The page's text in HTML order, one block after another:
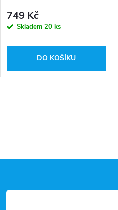
749 Kč
Skladem 20 ks
DO KOŠÍKU
á